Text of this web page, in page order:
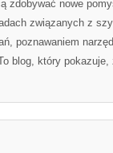
zdobywać nowe
związanych z
poznawaniem
blog, który